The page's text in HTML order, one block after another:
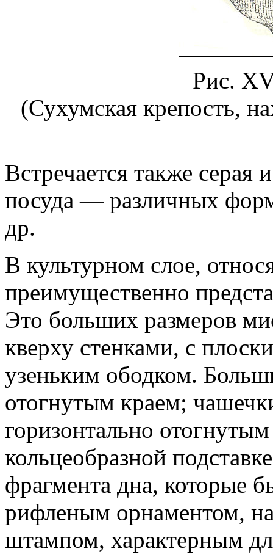
Рис.
(Сухумская крепость,
Встречается также серая
посуда — различных
др.
В культурном слое,
преимущественно
Это больших размеров
кверху стенками, с
узеньким ободком.
отогнутым краем;
горизонтально
кольцеобразной
фрагмента дна, которые
рифленым орнаментом,
штампом, характерным